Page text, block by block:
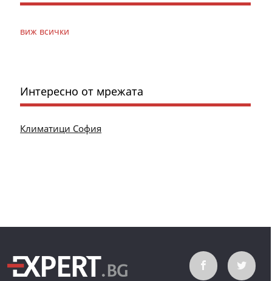
виж всички
Интересно от мрежата
Климатици София